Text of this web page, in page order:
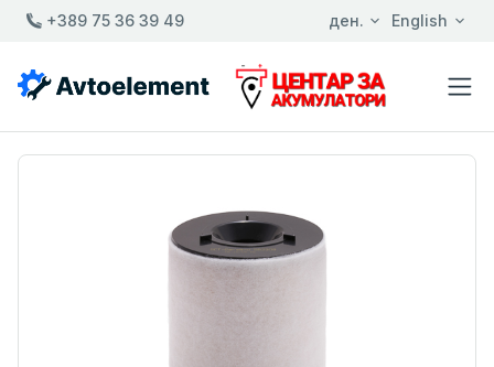
+389 75 36 39 49 ден. English